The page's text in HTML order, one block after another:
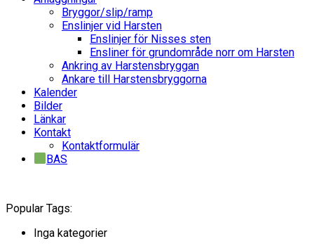
Bryggor/slip/ramp
Enslinjer vid Harsten
Enslinjer för Nisses sten
Ensliner för grundområde norr om Harsten
Ankring av Harstensbryggan
Ankare till Harstensbryggorna
Kalender
Bilder
Länkar
Kontakt
Kontaktformulär
BAS
Popular Tags:
Inga kategorier